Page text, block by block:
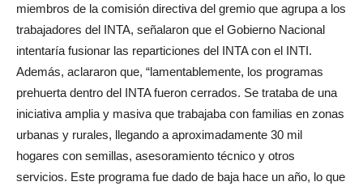
miembros de la comisión directiva del gremio que agrupa a los
trabajadores del INTA, señalaron que el Gobierno Nacional
intentaría fusionar las reparticiones del INTA con el INTI.
Además, aclararon que, “lamentablemente, los programas
prehuerta dentro del INTA fueron cerrados. Se trataba de una
iniciativa amplia y masiva que trabajaba con familias en zonas
urbanas y rurales, llegando a aproximadamente 30 mil
hogares con semillas, asesoramiento técnico y otros
servicios. Este programa fue dado de baja hace un año, lo que